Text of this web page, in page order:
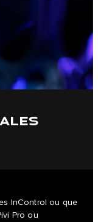
InControl ou que
Pro ou